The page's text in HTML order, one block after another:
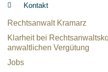
Kontakt
Rechtsanwalt Kramarz
Klarheit bei
anwaltlichen Vergütung
Jobs